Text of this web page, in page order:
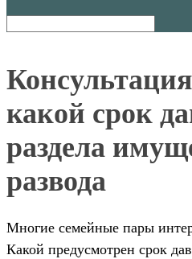
какой срок
раздела
развода
Многие семейные пары
Какой предусмотрен срок